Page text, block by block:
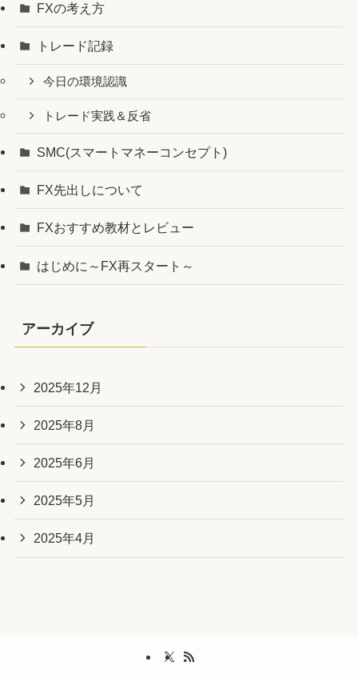
FXの考え方
トレード記録
今日の環境認識
トレード実践＆反省
SMC(スマートマネーコンセプト)
FX先出しについて
FXおすすめ教材とレビュー
はじめに～FX再スタート～
アーカイブ
2025年12月
2025年8月
2025年6月
2025年5月
2025年4月